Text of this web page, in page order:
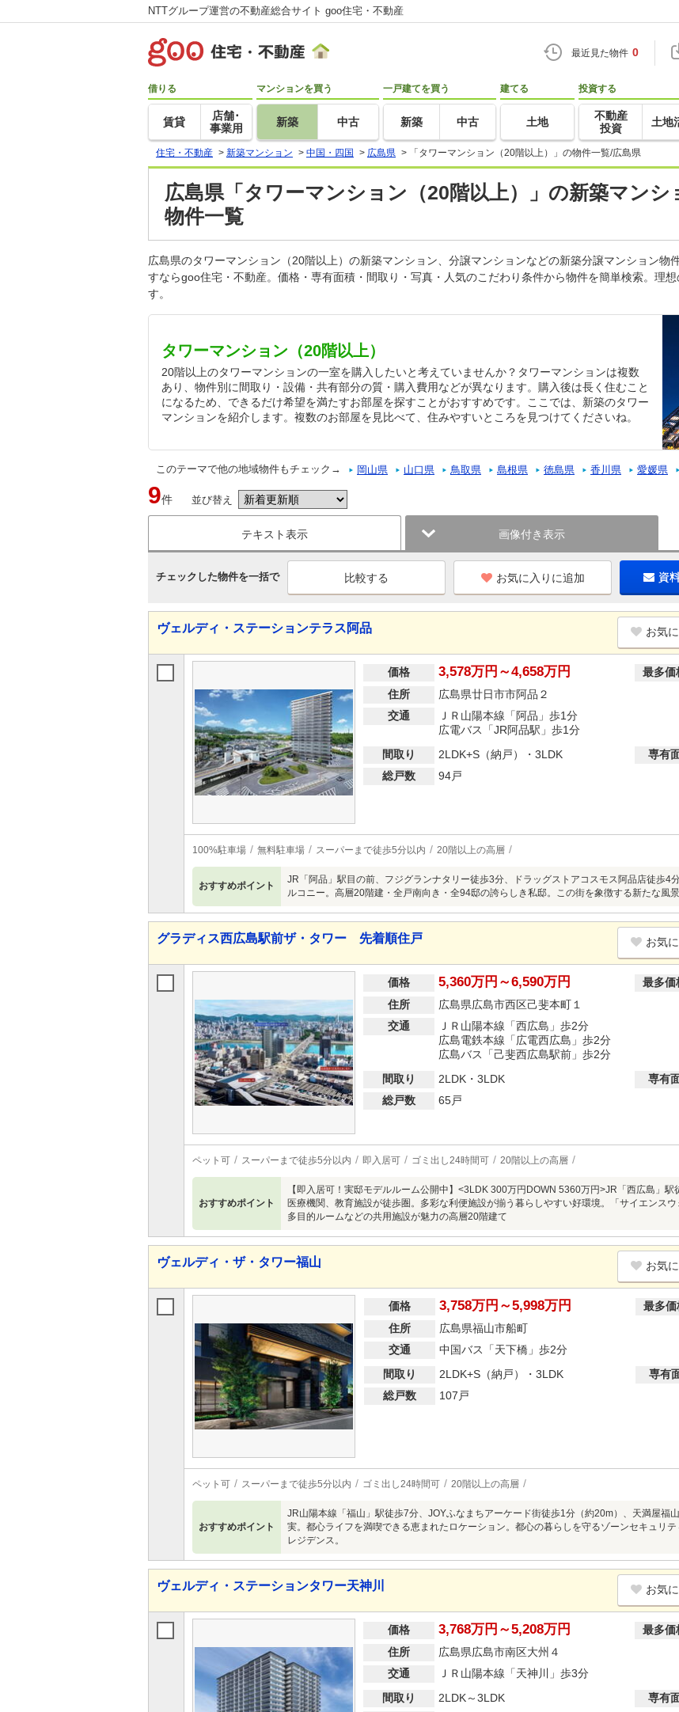
NTTグループ運営の不動産総合サイト goo住宅・不動産
最近見た物件 0
借りる
賃貸
店舗･
事業用
マンションを買う
新築 中古
一戸建てを買う
新築 中古
建てる
土地
投資する
不動産
投資
土地
住宅・不動産 > 新築マンション > 中国・四国 > 広島県 > 「タワーマンション（20階以上）」の物件一覧/広島県
広島県「タワーマンション（20階以上）」の新築マン
物件一覧
広島県のタワーマンション（20階以上）の新築マンション、分譲マンションなどの新築分譲マンション物
すならgoo住宅・不動産。価格・専有面積・間取り・写真・人気のこだわり条件から物件を簡単検索。理
す。
タワーマンション（20階以上）
20階以上のタワーマンションの一室を購入したいと考えていませんか？タワーマンションは複数
あり、物件別に間取り・設備・共有部分の質・購入費用などが異なります。購入後は長く住むこと
になるため、できるだけ希望を満たすお部屋を探すことがおすすめです。ここでは、新築のタワー
マンションを紹介します。複数のお部屋を見比べて、住みやすいところを見つけてくださいね。
このテーマで他の地域物件もチェック→ 岡山県 山口県 鳥取県 島根県 徳島県 香川県 愛媛県
9件 並び替え
テキスト表示 画像付き表示
チェックした物件を一括で お気に入りに追加 資
ヴェルディ・ステーションテラス阿品 お気
価格 3,578万円～4,658万円 最多価
住所
広島県廿日市市阿品２
交通
ＪＲ山陽本線「阿品」歩1分
広電バス「JR阿品駅」歩1分
間取り
2LDK+S（納戸）・3LDK 専有
総戸数 94戸
100%駐車場 無料駐車場 スーパーまで徒歩5分以内 20階以上の高層
おすすめポイント
JR「阿品」駅目の前、フジグランナタリー徒歩3分、ドラッグストアコスモス阿品店徒歩4
ルコニー。高層20階建・全戸南向き・全94邸の誇らしき私邸。この街を象徴する新たな風景
グラディス西広島駅前ザ・タワー 先着順住戸 お気
価格 5,360万円～6,590万円 最多価
住所
広島県広島市西区己斐本町１
交通
ＪＲ山陽本線「西広島」歩2分
広島電鉄本線「広電西広島」歩2分
広島バス「己斐西広島駅前」歩2分
間取り
2LDK・3LDK 専有
総戸数 65戸
ペット可 スーパーまで徒歩5分以内 即入居可 ゴミ出し24時間可 20階以上の高層
おすすめポイント
【即入居可！実邸モデルルーム公開中】<3LDK 300万円DOWN 5360万円>JR「西広島」
医療機関、教育施設が徒歩圏。多彩な利便施設が揃う暮らしやすい好環境。「サイエンス
多目的ルームなどの共用施設が魅力の高層20階建て
ヴェルディ・ザ・タワー福山 お気
価格 3,758万円～5,998万円 最多価
住所
広島県福山市船町
交通
中国バス「天下橋」歩2分
間取り
2LDK+S（納戸）・3LDK 専有
総戸数 107戸
ペット可 スーパーまで徒歩5分以内 ゴミ出し24時間可 20階以上の高層
おすすめポイント
JR山陽本線「福山」駅徒歩7分、JOYふなまちアーケード街徒歩1分（約20m）、天満屋福
実。都心ライフを満喫できる恵まれたロケーション。都心の暮らしを守るゾーンセキュリ
レジデンス。
ヴェルディ・ステーションタワー天神川 お気
価格 3,768万円～5,208万円 最多価
住所
広島県広島市南区大州４
交通
ＪＲ山陽本線「天神川」歩3分
間取り
2LDK～3LDK 専有